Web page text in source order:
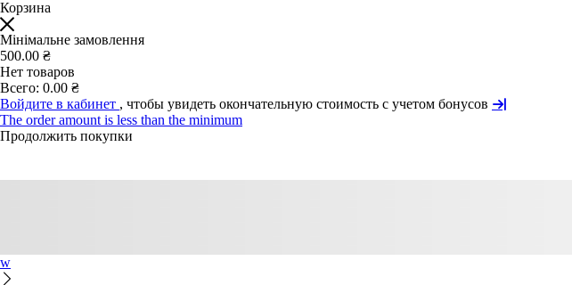
Корзина
Мінімальне замовлення
500.00 ₴
Нет товаров
Всего: 0.00 ₴
Войдите в кабинет , чтобы увидеть окончательную стоимость с учетом бонусов
The order amount is less than the minimum
Продолжить покупки
w